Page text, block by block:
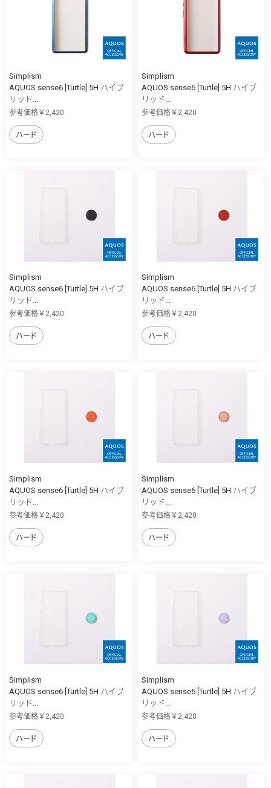
Simplism
AQUOS sense6 [Turtle] 5H ハイブ
リッド...
参考価格￥2,420
ハード
Simplism
AQUOS sense6 [Turtle] 5H ハイブ
リッド...
参考価格￥2,420
ハード
Simplism
AQUOS sense6 [Turtle] 5H ハイブ
リッド...
参考価格￥2,420
ハード
Simplism
AQUOS sense6 [Turtle] 5H ハイブ
リッド...
参考価格￥2,420
ハード
Simplism
AQUOS sense6 [Turtle] 5H ハイブ
リッド...
参考価格￥2,420
ハード
Simplism
AQUOS sense6 [Turtle] 5H ハイブ
リッド...
参考価格￥2,420
ハード
Simplism
AQUOS sense6 [Turtle] 5H ハイブ
リッド...
参考価格￥2,420
ハード
Simplism
AQUOS sense6 [Turtle] 5H ハイブ
リッド...
参考価格￥2,420
ハード